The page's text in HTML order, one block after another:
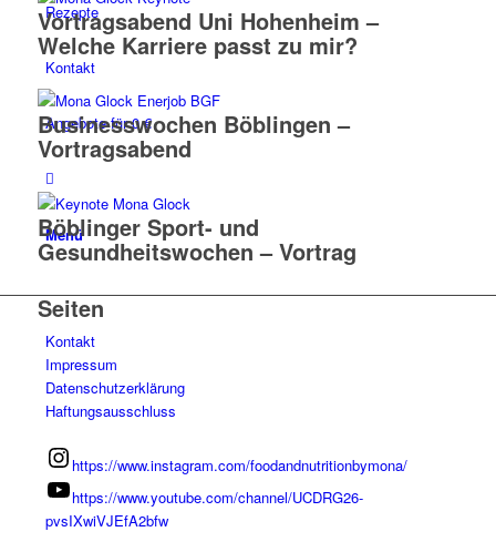
Rezepte
Kontakt
Angebote für 0 €
Menü
Vortragsabend Uni Hohenheim –
Welche Karriere passt zu mir?
Businesswochen Böblingen –
Vortragsabend
Böblinger Sport- und
Gesundheitswochen – Vortrag
Seiten
Kontakt
Impressum
Datenschutzerklärung
Haftungsausschluss
https://www.instagram.com/foodandnutritionbymona/
https://www.youtube.com/channel/UCDRG26-
pvsIXwiVJEfA2bfw